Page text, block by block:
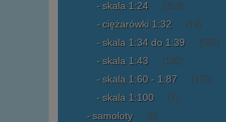
skala 1:24 (353)
ciężarówki 1:32 (19)
skala 1:34 do 1:39 (592)
skala 1:43 (100)
skala 1:60 - 1:87 (175)
skala 1:100 (7)
samoloty (6)